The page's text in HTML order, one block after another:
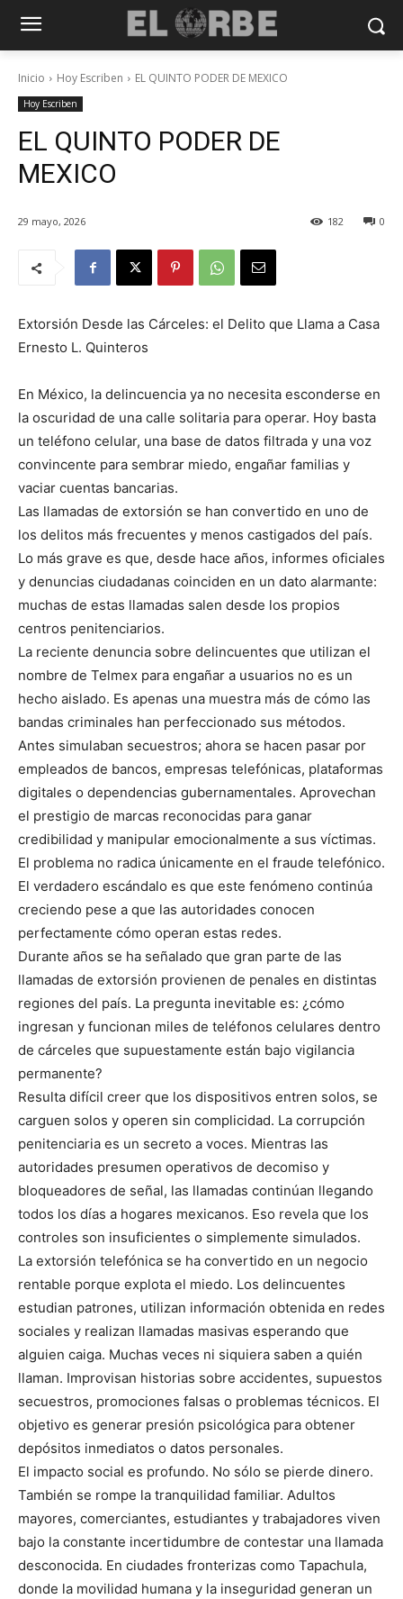
Inicio Hoy Escriben EL QUINTO PODER DE MEXICO
Hoy Escriben
EL QUINTO PODER DE
MEXICO
29 mayo, 2026 0
182
Extorsión Desde las Cárceles: el Delito que Llama a Casa
Ernesto L. Quinteros
En México, la delincuencia ya no necesita esconderse en
la oscuridad de una calle solitaria para operar. Hoy basta
un teléfono celular, una base de datos filtrada y una voz
convincente para sembrar miedo, engañar familias y
vaciar cuentas bancarias.
Las llamadas de extorsión se han convertido en uno de
los delitos más frecuentes y menos castigados del país.
Lo más grave es que, desde hace años, informes oficiales
y denuncias ciudadanas coinciden en un dato alarmante:
muchas de estas llamadas salen desde los propios
centros penitenciarios.
La reciente denuncia sobre delincuentes que utilizan el
nombre de Telmex para engañar a usuarios no es un
hecho aislado. Es apenas una muestra más de cómo las
bandas criminales han perfeccionado sus métodos.
Antes simulaban secuestros; ahora se hacen pasar por
empleados de bancos, empresas telefónicas, plataformas
digitales o dependencias gubernamentales. Aprovechan
el prestigio de marcas reconocidas para ganar
credibilidad y manipular emocionalmente a sus víctimas.
El problema no radica únicamente en el fraude telefónico.
El verdadero escándalo es que este fenómeno continúa
creciendo pese a que las autoridades conocen
perfectamente cómo operan estas redes.
Durante años se ha señalado que gran parte de las
llamadas de extorsión provienen de penales en distintas
regiones del país. La pregunta inevitable es: ¿cómo
ingresan y funcionan miles de teléfonos celulares dentro
de cárceles que supuestamente están bajo vigilancia
permanente?
Resulta difícil creer que los dispositivos entren solos, se
carguen solos y operen sin complicidad. La corrupción
penitenciaria es un secreto a voces. Mientras las
autoridades presumen operativos de decomiso y
bloqueadores de señal, las llamadas continúan llegando
todos los días a hogares mexicanos. Eso revela que los
controles son insuficientes o simplemente simulados.
La extorsión telefónica se ha convertido en un negocio
rentable porque explota el miedo. Los delincuentes
estudian patrones, utilizan información obtenida en redes
sociales y realizan llamadas masivas esperando que
alguien caiga. Muchas veces ni siquiera saben a quién
llaman. Improvisan historias sobre accidentes, supuestos
secuestros, promociones falsas o problemas técnicos. El
objetivo es generar presión psicológica para obtener
depósitos inmediatos o datos personales.
El impacto social es profundo. No sólo se pierde dinero.
También se rompe la tranquilidad familiar. Adultos
mayores, comerciantes, estudiantes y trabajadores viven
bajo la constante incertidumbre de contestar una llamada
desconocida. En ciudades fronterizas como Tapachula,
donde la movilidad humana y la inseguridad generan un